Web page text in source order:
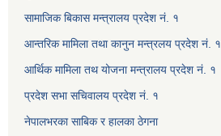
सामाजिक बिकास मन्त्रालय प्रदेश नं. १
आन्तरिक मामिला तथा कानुन मन्त्रलय प्रदेश नं. १
आर्थिक मामिला तथ योजना मन्त्रालय प्रदेश नं. १
प्रदेश सभा सचिवालय प्रदेश नं. १
नेपालभरका साबिक र हालका ठेगना